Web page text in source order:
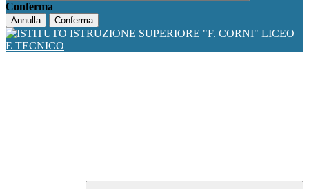
Conferma
Annulla Conferma